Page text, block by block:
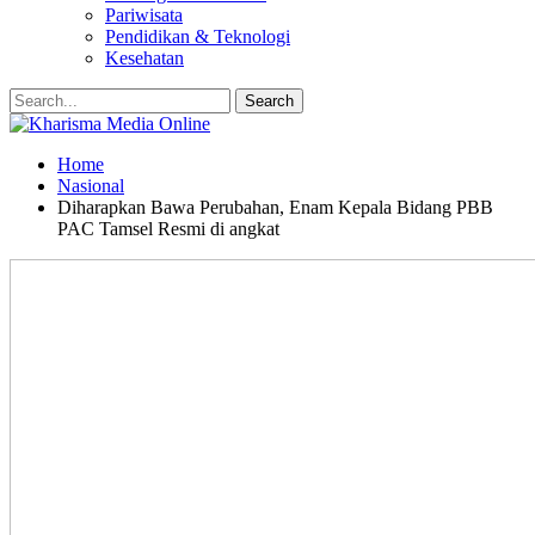
Pariwisata
Pendidikan & Teknologi
Kesehatan
Home
Nasional
Diharapkan Bawa Perubahan, Enam Kepala Bidang PBB
PAC Tamsel Resmi di angkat